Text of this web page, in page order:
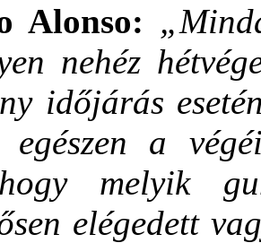
Alonso:
nehéz
időjárás
egészen a
melyik
elégedett